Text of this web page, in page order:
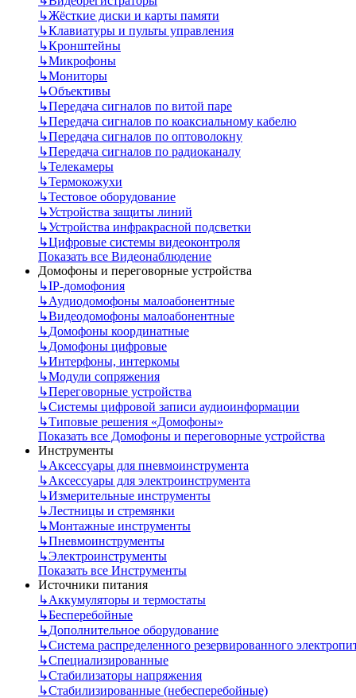
↳Жёсткие диски и карты памяти
↳Клавиатуры и пульты управления
↳Кронштейны
↳Микрофоны
↳Мониторы
↳Объективы
↳Передача сигналов по витой паре
↳Передача сигналов по коаксиальному кабелю
↳Передача сигналов по оптоволокну
↳Передача сигналов по радиоканалу
↳Телекамеры
↳Термокожухи
↳Тестовое оборудование
↳Устройства защиты линий
↳Устройства инфракрасной подсветки
↳Цифровые системы видеоконтроля
Показать все Видеонаблюдение
Домофоны и переговорные устройства
↳IP-домофония
↳Аудиодомофоны малоабонентные
↳Видеодомофоны малоабонентные
↳Домофоны координатные
↳Домофоны цифровые
↳Интерфоны, интеркомы
↳Модули сопряжения
↳Переговорные устройства
↳Системы цифровой записи аудиоинформации
↳Типовые решения «Домофоны»
Показать все Домофоны и переговорные устройства
Инструменты
↳Аксессуары для пневмоинструмента
↳Аксессуары для электроинструмента
↳Измерительные инструменты
↳Лестницы и стремянки
↳Монтажные инструменты
↳Пневмоинструменты
↳Электроинструменты
Показать все Инструменты
Источники питания
↳Аккумуляторы и термостаты
↳Бесперебойные
↳Дополнительное оборудование
↳Система распределенного резервированного
↳Специализированные
↳Стабилизаторы напряжения
↳Стабилизированные (небесперебойные)